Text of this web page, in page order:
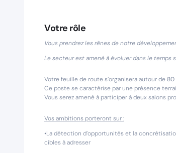
Votre rôle
Vous prendrez les rênes de notre
Le secteur est amené à évoluer dans le temps
Votre feuille de route s’organisera autour de 80
Ce poste se caractérise par une présence
Vous serez amené à participer à deux salons
Vos ambitions porteront sur :
•La détection d’opportunités et la
cibles à adresser